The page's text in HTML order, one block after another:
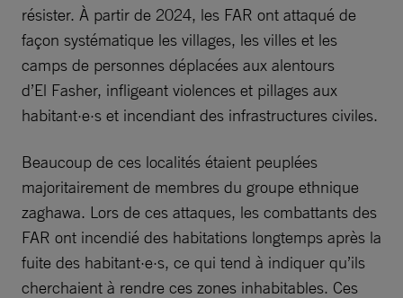
résister. À partir de 2024, les FAR ont attaqué de
façon systématique les villages, les villes et les
camps de personnes déplacées aux alentours
d’El Fasher, infligeant violences et pillages aux
habitant·e·s et incendiant des infrastructures civiles.
Beaucoup de ces localités étaient peuplées
majoritairement de membres du groupe ethnique
zaghawa. Lors de ces attaques, les combattants des
FAR ont incendié des habitations longtemps après la
fuite des habitant·e·s, ce qui tend à indiquer qu’ils
cherchaient à rendre ces zones inhabitables. Ces